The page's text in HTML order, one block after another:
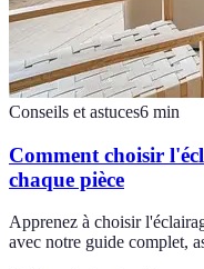
Conseils et astuces6 min
Comment choisir
chaque pièce
Apprenez à choisir
avec notre guide complet,